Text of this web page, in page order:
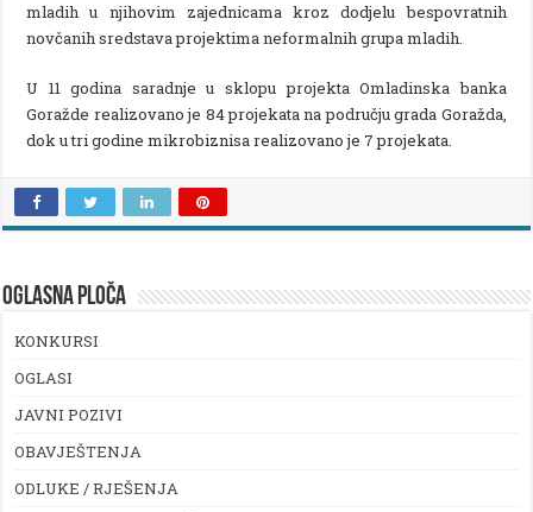
mladih u njihovim zajednicama kroz dodjelu bespovratnih
novčanih sredstava projektima neformalnih grupa mladih.
U 11 godina saradnje u sklopu projekta Omladinska banka
Goražde realizovano je 84 projekata na području grada Goražda,
dok u tri godine mikrobiznisa realizovano je 7 projekata.
OGLASNA PLOČA
KONKURSI
OGLASI
JAVNI POZIVI
OBAVJEŠTENJA
ODLUKE / RJEŠENJA